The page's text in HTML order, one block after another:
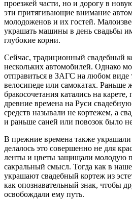
проезжей части, но и дорогу в
эти притягивающие внимание
молодоженов и их гостей.
украшать машины в день свадьбы
глубокие корни.
Сейчас, традиционный свадебный
нескольких автомобилей. Однако
отправиться в ЗАГС на любом виде
велосипеде или самокатах. Раньше
бракосочетания катались на карете,
древние времена на Руси
средств называли не кортежем, а
и раньше саней или повозок было
В прежние времена также украшали
делалось это совершенно не для
ленты и цветы защищали молодую
сакральный смысл. Тогда как в
украшают свадебный кортеж из
как опознавательный знак, чтобы
освобождали ему путь.